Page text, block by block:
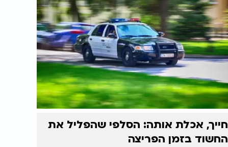
חייך, אכלת אותה: הסלפי שהפליל את
החשוד בזמן הפריצה